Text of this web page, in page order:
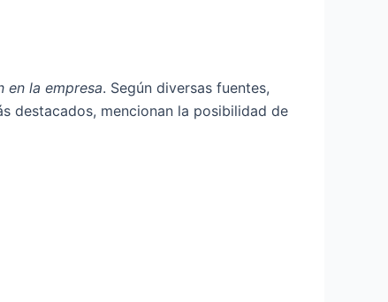
en la empresa. Según diversas fuentes,
destacados, mencionan la posibilidad de